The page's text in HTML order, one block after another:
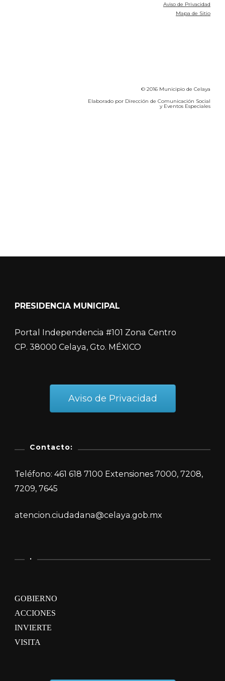
Aviso de Privacidad
Mapa de Sitio
© 2016 Municipio de Celaya
Elaborado por Dirección de Comunicación Social
y Eventos Especiales
PRESIDENCIA MUNICIPAL
Portal Independencia #101 Zona Centro
CP. 38000 Celaya, Gto. MÉXICO
Aviso de Privacidad
Contacto:
Teléfono: 461 618 7100 Extensiones 7000, 7208,
7209, 7645
atencion.ciudadana@celaya.gob.mx
.
GOBIERNO
ACCIONES
INVIERTE
VISITA